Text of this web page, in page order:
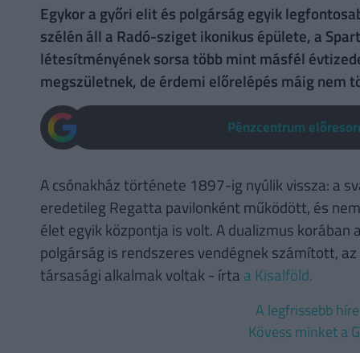
Egykor a győri elit és polgárság egyik
szélén áll a Radó-sziget ikonikus épülete, a
létesítményének sorsa több mint másfél
megszületnek, de érdemi előrelépés máig nem
Pénzcentrum
A csónakház története 1897-ig nyúlik vissza: a
eredetileg Regatta pavilonként működött, és
élet egyik központja is volt. A dualizmus
polgárság is rendszeres vendégnek számított,
társasági alkalmak voltak - írta a Kisalföld.
A legfrissebb
Kövess minket a